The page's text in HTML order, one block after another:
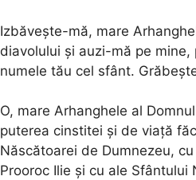
Izbăveşte-mă, mare
diavolului şi auzi-mă pe
numele tău cel sfânt.
O, mare Arhanghele al
puterea cinstitei şi de viaţă
Născătoarei de Dumnezeu,
Prooroc Ilie şi cu ale